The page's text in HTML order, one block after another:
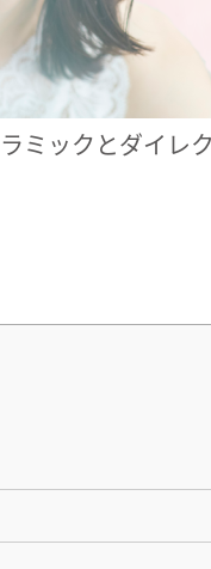
ミックとダイレ